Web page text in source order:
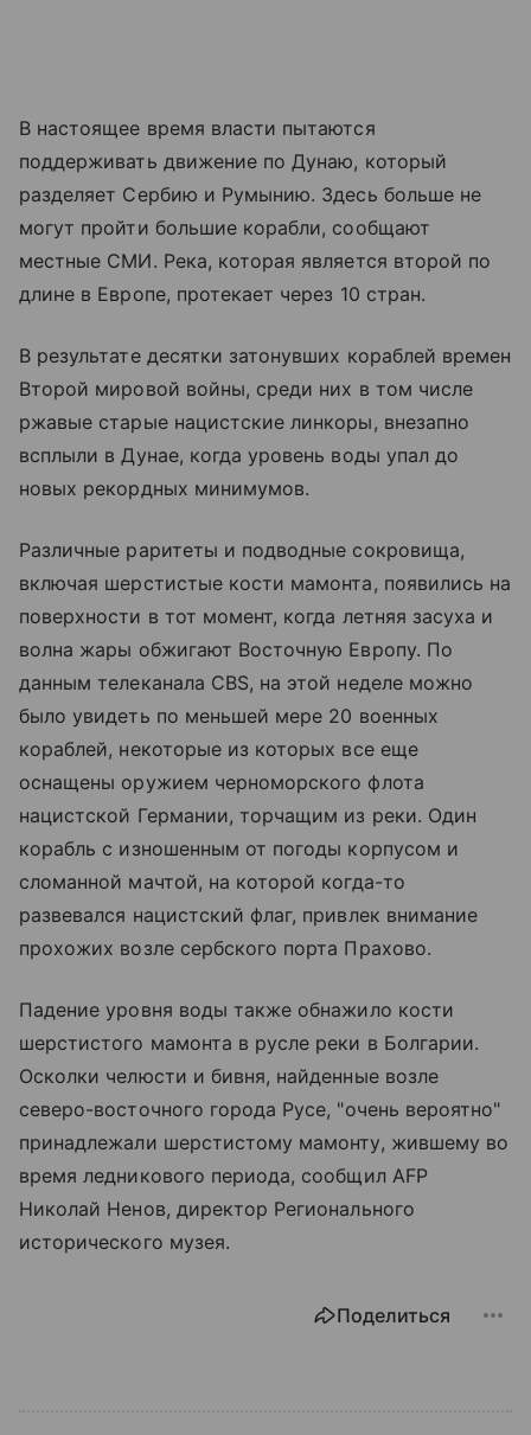
В настоящее время власти пытаются
поддерживать движение по Дунаю, который
разделяет Сербию и Румынию. Здесь больше не
могут пройти большие корабли, сообщают
местные СМИ. Река, которая является второй по
длине в Европе, протекает через 10 стран.
В результате десятки затонувших кораблей времен
Второй мировой войны, среди них в том числе
ржавые старые нацистские линкоры, внезапно
всплыли в Дунае, когда уровень воды упал до
новых рекордных минимумов.
Различные раритеты и подводные сокровища,
включая шерстистые кости мамонта, появились на
поверхности в тот момент, когда летняя засуха и
волна жары обжигают Восточную Европу. По
данным телеканала CBS, на этой неделе можно
было увидеть по меньшей мере 20 военных
кораблей, некоторые из которых все еще
оснащены оружием черноморского флота
нацистской Германии, торчащим из реки. Один
корабль с изношенным от погоды корпусом и
сломанной мачтой, на которой когда-то
развевался нацистский флаг, привлек внимание
прохожих возле сербского порта Прахово.
Падение уровня воды также обнажило кости
шерстистого мамонта в русле реки в Болгарии.
Осколки челюсти и бивня, найденные возле
северо-восточного города Русе, "очень вероятно"
принадлежали шерстистому мамонту, жившему во
время ледникового периода, сообщил AFP
Николай Ненов, директор Регионального
исторического музея.
Поделиться